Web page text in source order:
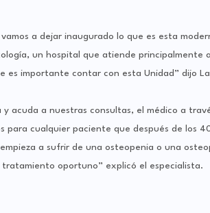
a dejar inaugurado lo que es esta
un hospital que atiende principalmente
es importante contar con esta Unidad” dijo
acuda a nuestras consultas, el médico a
para cualquier paciente que después de los
a sufrir de una osteopenia o una
oportuno” explicó el especialista.